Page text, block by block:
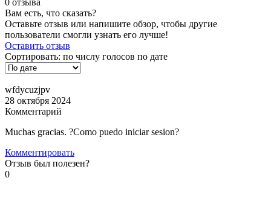
Вам есть, что сказать?
Оставьте отзыв или напишите обзор, чтобы другие
пользователи смогли узнать его лучше!
Оставить отзыв
Сортировать: по числу голосов по дате
wfdycuzjpv
28 октября 2024
Комментарий
Muchas gracias. ?Como puedo iniciar sesion?
Комментировать
Отзыв был полезен?
0